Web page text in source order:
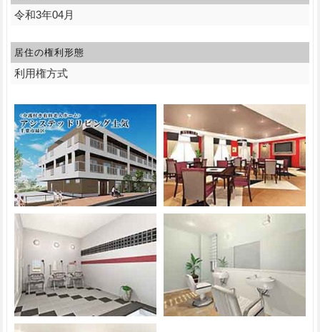
令和3年04月
居住の権利形態
利用権方式